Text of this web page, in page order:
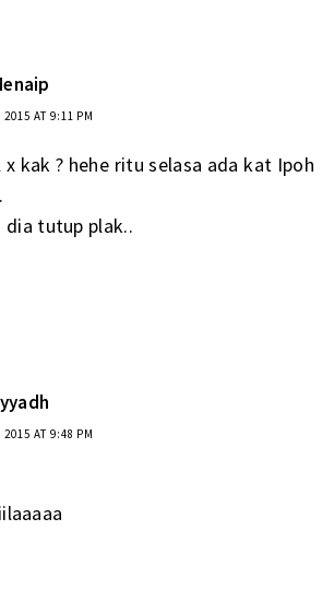
AT 9:11 PM
kak ? hehe ritu selasa ada kat Ipoh
dia tutup plak..
AT 9:48 PM